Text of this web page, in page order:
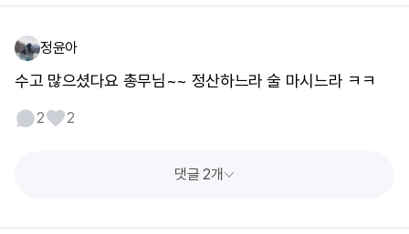
정윤아
수고 많으셨다요 총무님~~ 정산하느라 술 마시느라 ㅋㅋ
2 2
댓글 2개